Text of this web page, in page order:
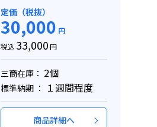
定価（税抜）
30,000 円
税込 33,000円
三商在庫： 2個
標準納期 ： １週間程度
商品詳細へ